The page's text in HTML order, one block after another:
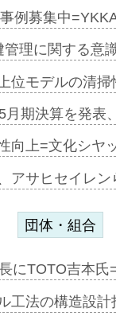
事例募集中
管理に関する意
位モデルの清
月期決算を発表
向上=文化シヤ
アサヒセイレ
団体・組合
にTOTO吉本氏
工法の構造設